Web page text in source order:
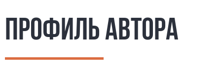
ПРОФИЛЬ АВТОРА